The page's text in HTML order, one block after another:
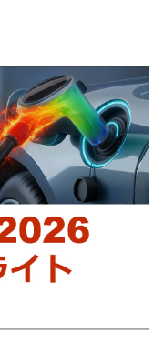
社の製品設計最
のデザイン検証および